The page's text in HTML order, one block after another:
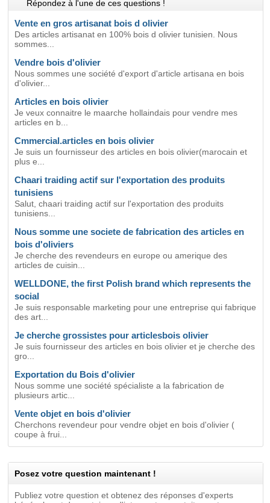
Répondez à l'une de ces questions !
Vente en gros artisanat bois d olivier
Des articles artisanat en 100% bois d olivier tunisien. Nous
sommes...
Vendre bois d'olivier
Nous sommes une société d'export d'article artisana en bois
d'olivier...
Articles en bois olivier
Je veux connaitre le maarche hollaindais pour vendre mes
articles en b...
Cmmercial.articles en bois olivier
Je suis un fournisseur des articles en bois olivier(marocain et
plus e...
Chaari traiding actif sur l'exportation des produits
tunisiens
Salut, chaari traiding actif sur l'exportation des produits
tunisiens...
Nous somme une societe de fabrication des articles en
bois d'oliviers
Je cherche des revendeurs en europe ou amerique des
articles de cuisin...
WELLDONE, the first Polish brand which represents the
social
Je suis responsable marketing pour une entreprise qui fabrique
des art...
Je cherche grossistes pour articlesbois olivier
Je suis fournisseur des articles en bois olivier et je cherche des
gro...
Exportation du Bois d'olivier
Nous somme une société spécialiste a la fabrication de
plusieurs artic...
Vente objet en bois d'olivier
Cherchons revendeur pour vendre objet en bois d'olivier (
coupe à frui...
Posez votre question maintenant !
Publiez votre question et obtenez des réponses d'experts